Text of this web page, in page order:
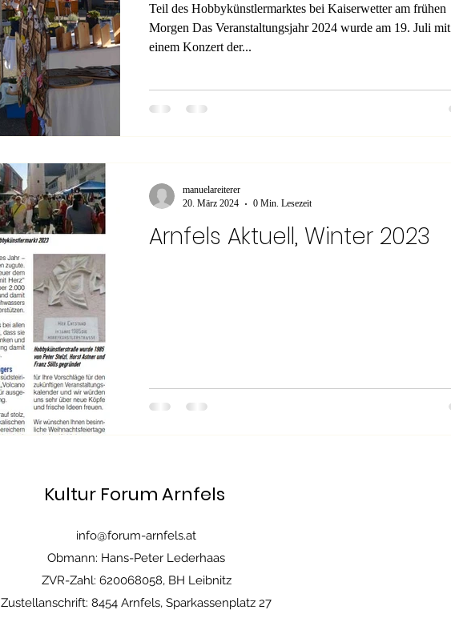
Teil des Hobbykünstlermarktes bei Kaiserwetter am frühen
Morgen Das Veranstaltungsjahr 2024 wurde am 19. Juli mit
einem Konzert der...
Arnfels Aktuell, Winter 2023
manuelareiterer
20. März 2024
0 Min. Lesezeit
Kultur Forum Arnfels
info@forum-arnfels.at
Obmann: Hans-Peter Lederhaas
ZVR-Zahl: 620068058, BH Leibnitz
Zustellanschrift: 8454 Arnfels, Sparkassenplatz 27